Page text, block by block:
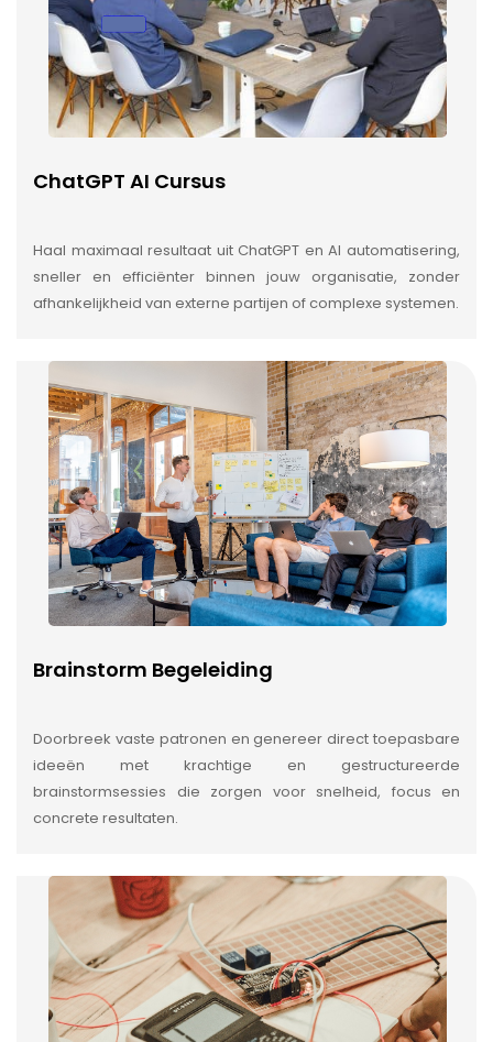
ChatGPT AI Cursus
Haal maximaal resultaat uit ChatGPT en AI automatisering,
sneller en efficiënter binnen jouw organisatie, zonder
afhankelijkheid van externe partijen of complexe systemen.
Brainstorm Begeleiding
Doorbreek vaste patronen en genereer direct toepasbare
ideeën met krachtige en gestructureerde
brainstormsessies die zorgen voor snelheid, focus en
concrete resultaten.